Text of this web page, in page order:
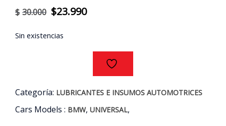
$ 30.000 El
$23.990El
$23.990.
Sin existencias
Categoría: LUBRICANTES E INSUMOS AUTOMOTRICES
Cars Models : BMW, UNIVERSAL,